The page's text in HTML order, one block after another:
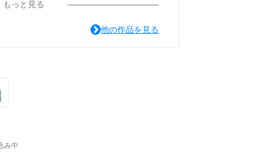
＿＿＿
＿＿＿
ゼタケル
＿＿＿＿＿＿＿＿＿
ュージカル小説のみ.]
もっと見る
他の作品を見る